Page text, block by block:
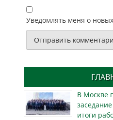
Уведомлять меня о
В Москве
итоги